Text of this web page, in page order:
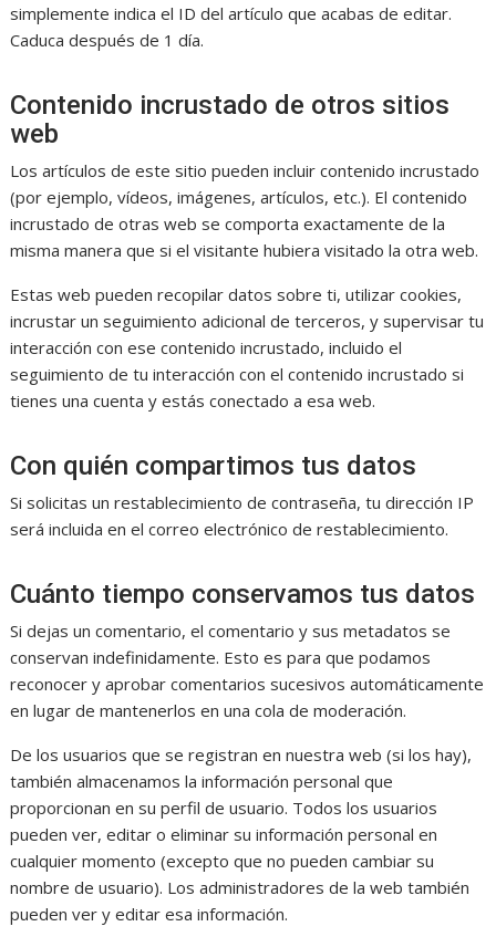
simplemente indica el ID del artículo que acabas de editar.
Caduca después de 1 día.
Contenido incrustado de otros sitios
web
Los artículos de este sitio pueden incluir contenido incrustado
(por ejemplo, vídeos, imágenes, artículos, etc.). El contenido
incrustado de otras web se comporta exactamente de la
misma manera que si el visitante hubiera visitado la otra web.
Estas web pueden recopilar datos sobre ti, utilizar cookies,
incrustar un seguimiento adicional de terceros, y supervisar tu
interacción con ese contenido incrustado, incluido el
seguimiento de tu interacción con el contenido incrustado si
tienes una cuenta y estás conectado a esa web.
Con quién compartimos tus datos
Si solicitas un restablecimiento de contraseña, tu dirección IP
será incluida en el correo electrónico de restablecimiento.
Cuánto tiempo conservamos tus datos
Si dejas un comentario, el comentario y sus metadatos se
conservan indefinidamente. Esto es para que podamos
reconocer y aprobar comentarios sucesivos automáticamente
en lugar de mantenerlos en una cola de moderación.
De los usuarios que se registran en nuestra web (si los hay),
también almacenamos la información personal que
proporcionan en su perfil de usuario. Todos los usuarios
pueden ver, editar o eliminar su información personal en
cualquier momento (excepto que no pueden cambiar su
nombre de usuario). Los administradores de la web también
pueden ver y editar esa información.